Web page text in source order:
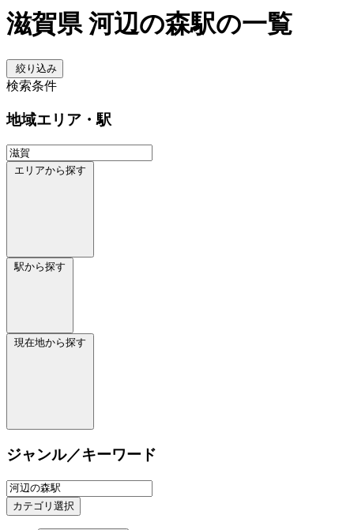
滋賀県 河辺の森駅の一覧
絞り込み
検索条件
地域エリア・駅
エリアから探す
駅から探す
現在地から探す
ジャンル／キーワード
カテゴリ選択